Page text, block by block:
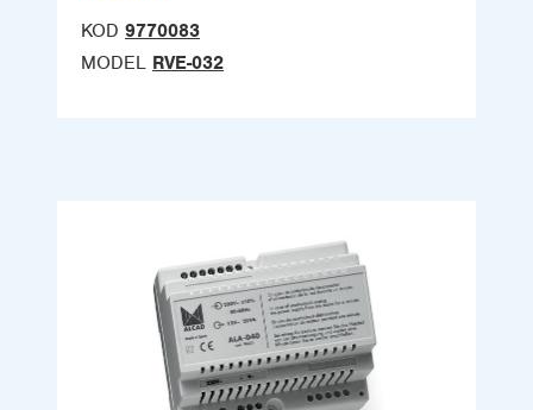
KOD 9770083
MODEL RVE-032